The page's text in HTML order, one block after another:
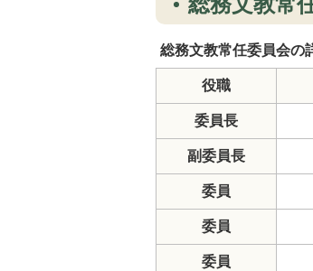
総務文教常任委員会の
役職
委員長
副委員長
委員
委員
委員